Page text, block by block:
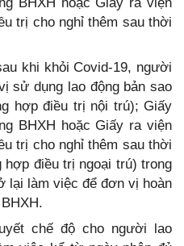
trị cho nghỉ thêm sau thời
khi khỏi Covid-19, người
sử dụng lao động bản sao
hợp điều trị nội trú); Giấy
BHXH hoặc Giấy ra viện
trị cho nghỉ thêm sau thời
điều trị ngoại trú) trong
lại làm việc để đơn vị hoàn
chế độ cho người lao